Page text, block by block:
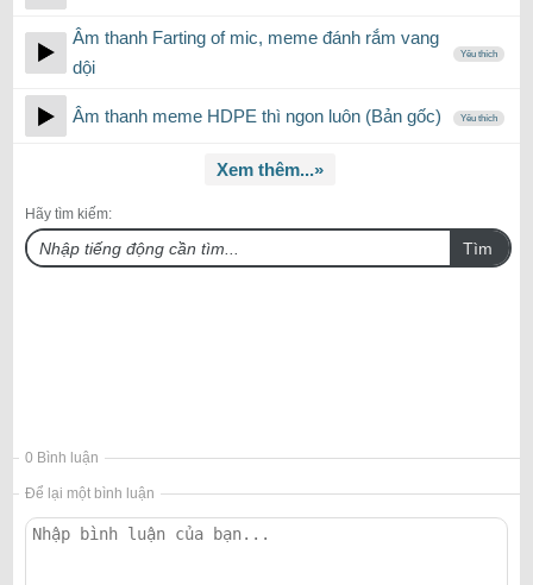
Âm thanh Farting of mic, meme đánh rắm vang
dội
Yêu thích
Âm thanh meme HDPE thì ngon luôn (Bản gốc) Yêu thích
Xem thêm...»
Hãy tìm kiếm:
Tìm
0 Bình luận
Để lại một bình luận